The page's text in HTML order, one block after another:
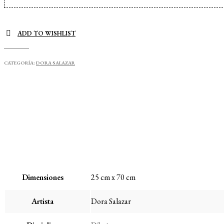
ADD TO WISHLIST
CATEGORÍA: DORA SALAZAR
Dimensiones 25 cm x 70 cm
Artista Dora Salazar